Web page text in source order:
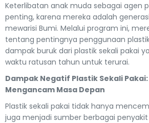
Keterlibatan anak muda sebagai agen
penting, karena mereka adalah
mewarisi Bumi. Melalui program ini,
tentang pentingnya penggunaan
dampak buruk dari plastik sekali pakai
waktu ratusan tahun untuk terurai.
Dampak Negatif Plastik Sekali
Mengancam Masa Depan
Plastik sekali pakai tidak hanya
juga menjadi sumber berbagai